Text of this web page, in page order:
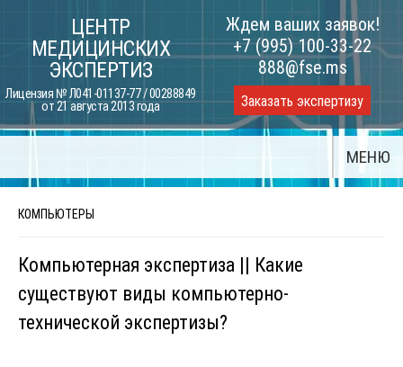
content
ЦЕНТР
МЕДИЦИНСКИХ
ЭКСПЕРТИЗ
Лицензия № Л041-01137-77 / 00288849
от 21 августа 2013 года
Ждем ваших заявок!
+7 (995) 100-33-22
888@fse.ms
Заказать экспертизу
МЕНЮ
КОМПЬЮТЕРЫ
Компьютерная экспертиза || Какие
существуют виды компьютерно-
технической экспертизы?